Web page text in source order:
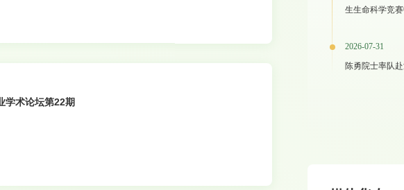
学术论坛第22期
生生命科学竞
2026-07-31
陈勇院士率队